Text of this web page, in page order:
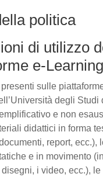
politica
di utilizzo
e-Learning
presenti sulle
degli Studi
e non
didattici in forma
report, ecc.),
e in movimento
i video, ecc.), le